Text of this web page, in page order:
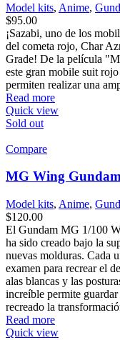
Model kits, Anime,
$95.00
¡Sazabi, uno de los
del cometa rojo, Char
Grade! De la película
este gran mobile suit
permiten realizar una
Read more
Quick view
Sold out
Compare
MG Wing
Model kits, Anime,
$120.00
El Gundam MG 1/100
ha sido creado bajo la
nuevas molduras. Cada
examen para recrear el
alas blancas y las
increíble permite
recreado la
Read more
Quick view